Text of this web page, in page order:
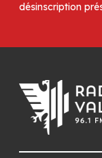
désinscription